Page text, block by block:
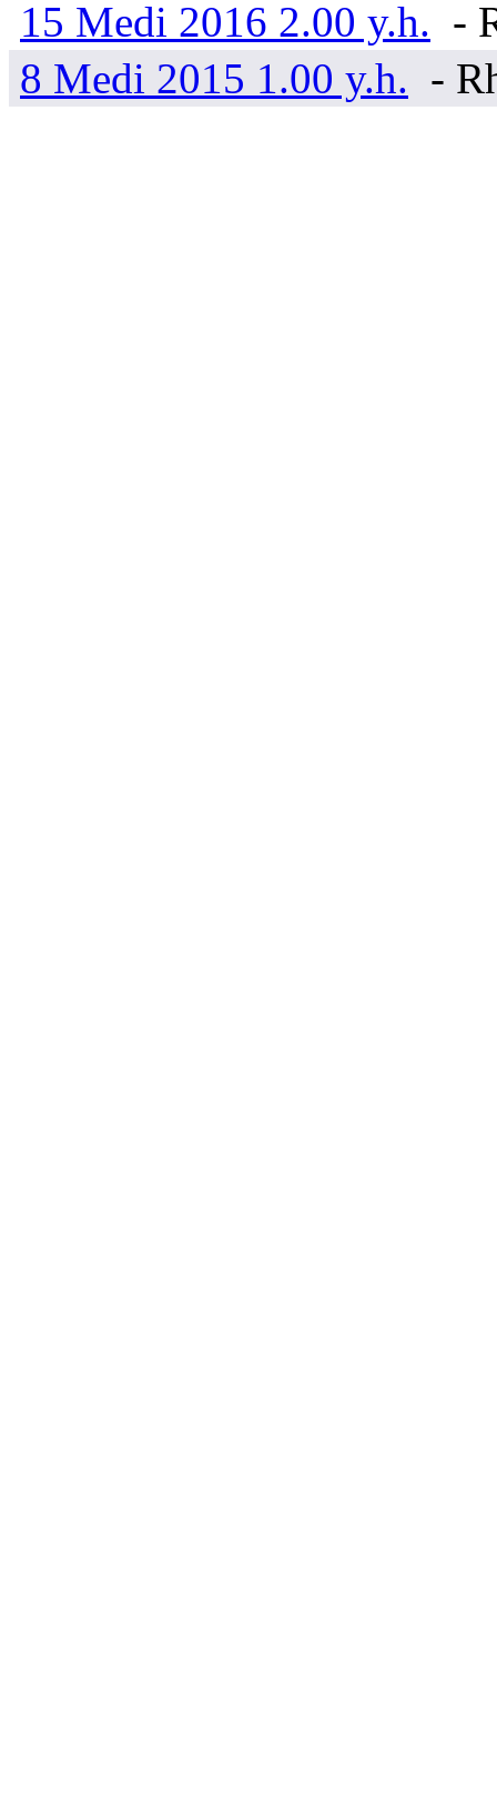
15 Medi 2016 2.00 y.h. -
8 Medi 2015 1.00 y.h. -